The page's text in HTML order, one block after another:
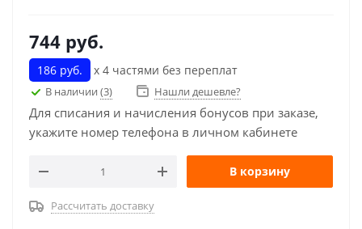
744 руб.
186 руб. х 4 частями без переплат
В наличии (3) Нашли дешевле?
Для списания и начисления бонусов при заказе,
укажите номер телефона в личном кабинете
В корзину
Рассчитать доставку